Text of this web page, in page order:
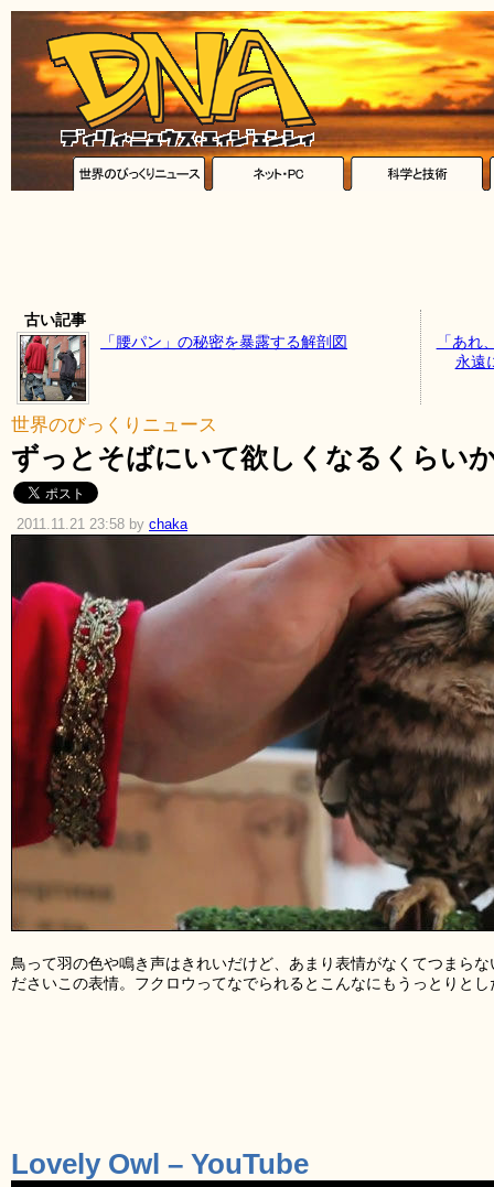
古い記事
「腰パン」の秘密を暴露する解剖図
「あ
永遠
世界のびっくりニュース
ずっとそばにいて欲しくなるくらい
2011.11.21 23:58 by chaka
鳥って羽の色や鳴き声はきれいだけど、あまり表情がなくてつまら
ださいこの表情。フクロウってなでられるとこんなにもうっとりと
Lovely Owl – YouTube